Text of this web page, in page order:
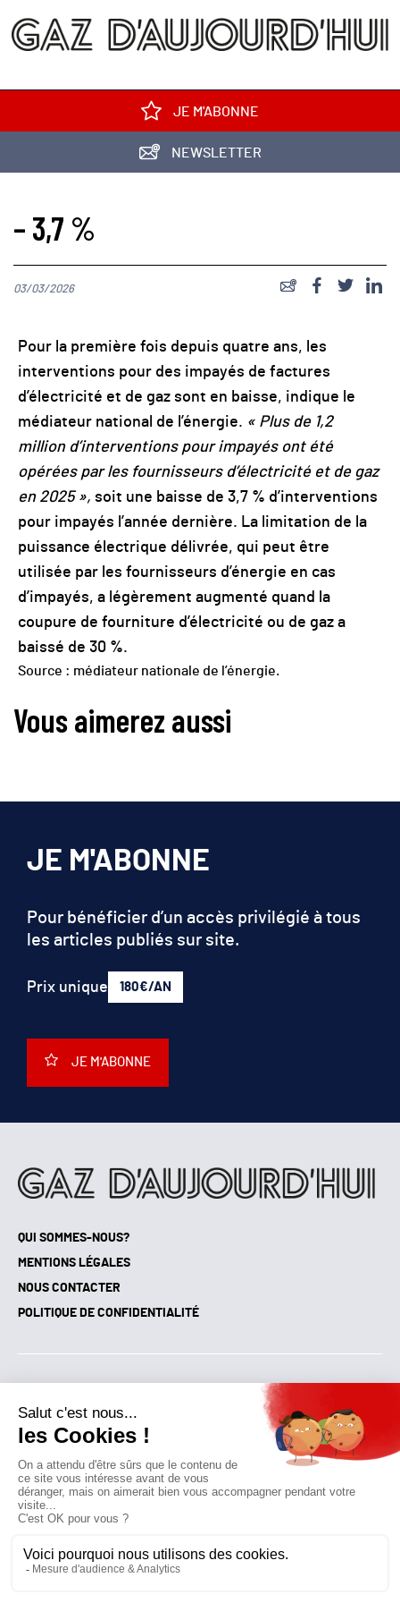
JE M'ABONNE
NEWSLETTER
– 3,7 %
03/03/2026
Pour la première fois depuis quatre ans, les
interventions pour des impayés de factures
d’électricité et de gaz sont en baisse, indique le
médiateur national de l’énergie. « Plus de 1,2
million d’interventions pour impayés ont été
opérées par les fournisseurs d’électricité et de gaz
en 2025 », soit une baisse de 3,7 % d’interventions
pour impayés l’année dernière. La limitation de la
puissance électrique délivrée, qui peut être
utilisée par les fournisseurs d’énergie en cas
d’impayés, a légèrement augmenté quand la
coupure de fourniture d’électricité ou de gaz a
baissé de 30 %.
Source : médiateur nationale de l’énergie.
Vous aimerez aussi
QUI SOMMES-NOUS?
MENTIONS LÉGALES
NOUS CONTACTER
POLITIQUE DE CONFIDENTIALITÉ
Mes favoris
JE M'ABONNE
Pour bénéficier d’un accès privilégié à tous
les articles publiés sur site.
Prix unique 180€/AN
JE M'ABONNE